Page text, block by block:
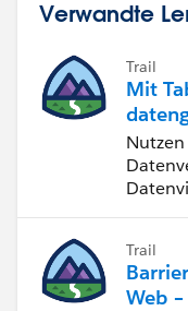
Verwandte
Trail
Mit
erzielen.
Trail
Web